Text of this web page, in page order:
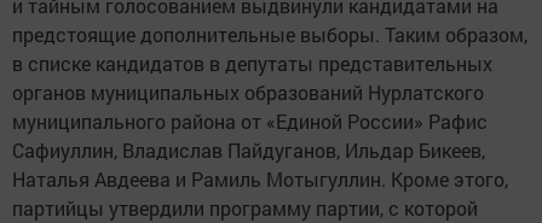
и тайным голосованием выдвинули кандидатами на
предстоящие дополнительные выборы. Таким образом,
в списке кандидатов в депутаты представительных
органов муниципальных образований Нурлатского
муниципального района от «Единой России» Рафис
Сафиуллин, Владислав Пайдуганов, Ильдар Бикеев,
Наталья Авдеева и Рамиль Мотыгуллин. Кроме этого,
партийцы утвердили программу партии, с которой